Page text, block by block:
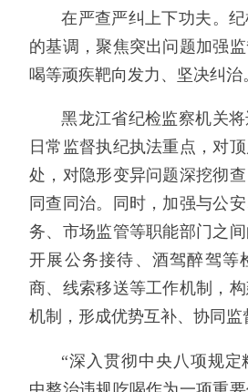
在严查严纠上下功夫。
的基调，聚焦突出问题加强
喝等顽疾靶向发力、坚决纠治
黑龙江省纪检监察机关
日常监督执纪执法重点，对
处，对隐形变异问题深挖彻
同查同治。同时，加强与公
务、市场监管等职能部门之
开展公务接待、酒驾醉驾等
商、线索移送等工作机制，
机制，形成优势互补、协同监
“深入贯彻中央八项规